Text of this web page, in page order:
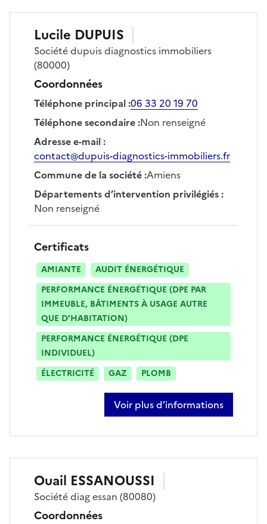
Lucile DUPUIS
Sociétédupuis diagnostics immobiliers
(80000)
Coordonnées
Téléphone principal:06 33 20 19 70
Téléphone secondaire:Non renseigné
Adresse e-mail:
contact@dupuis-diagnostics-immobiliers.fr
Commune de la société:Amiens
Départements d’intervention privilégiés:
Non renseigné
Certificats
AMIANTE
AUDIT ÉNERGÉTIQUE
PERFORMANCE ÉNERGÉTIQUE (DPE PAR
IMMEUBLE, BÂTIMENTS À USAGE AUTRE
QUE D’HABITATION)
PERFORMANCE ÉNERGÉTIQUE (DPE
INDIVIDUEL)
ÉLECTRICITÉ
GAZ PLOMB
Voir plus d’informations
sur lucile dupuis
Ouail ESSANOUSSI
Sociétédiag essan (80080)
Coordonnées